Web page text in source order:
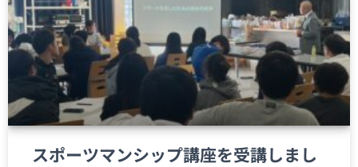
スポーツマンシップ講座を受講しまし